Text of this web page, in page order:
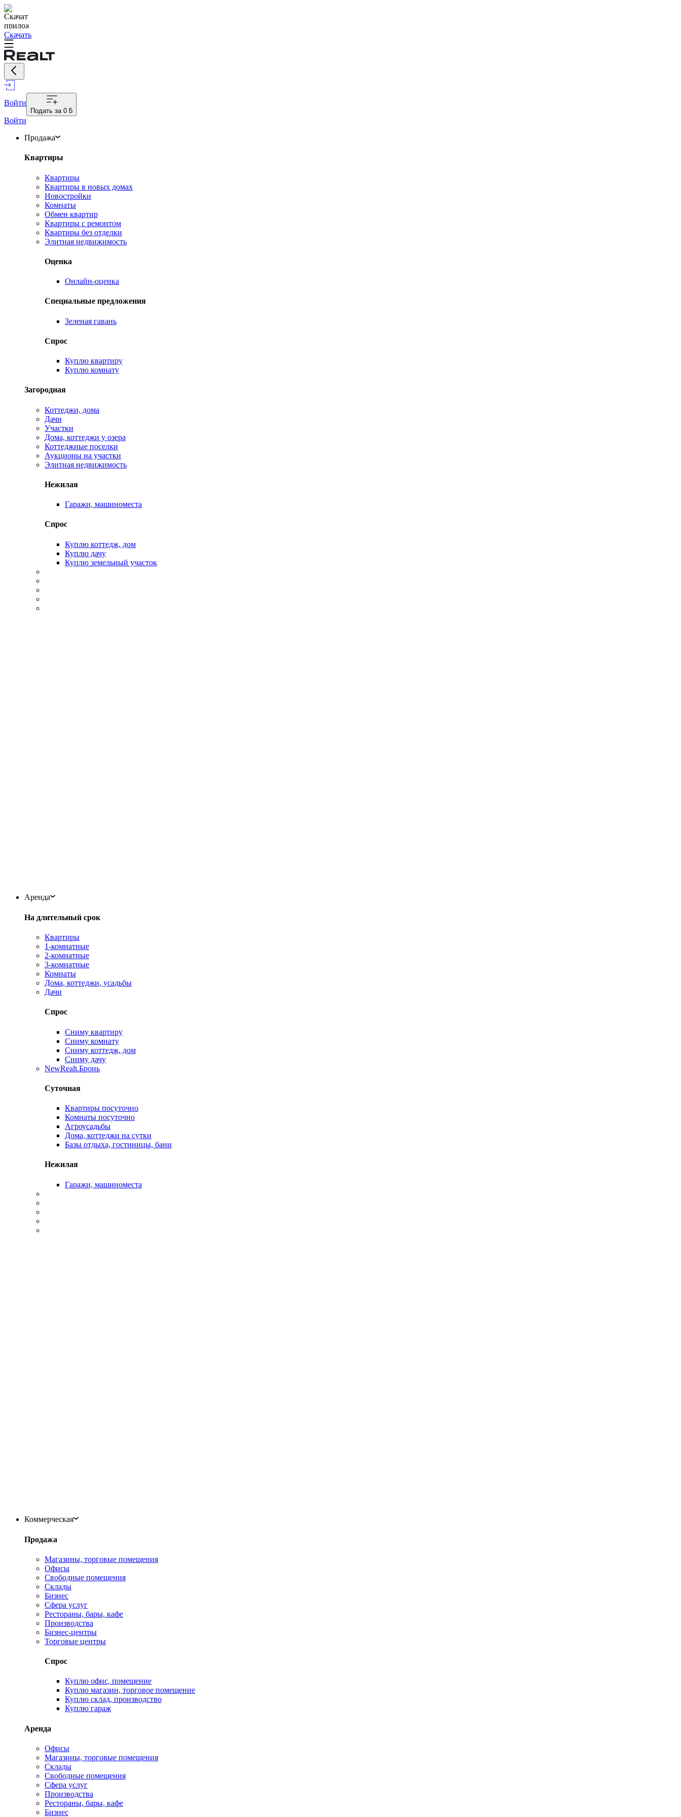
Скачать
Войти
Подать за 0 ƃ
Войти
Продажа
Квартиры
Квартиры
Квартиры в новых домах
Новостройки
Комнаты
Обмен квартир
Квартиры с ремонтом
Квартиры без отделки
Элитная недвижимость
Оценка
Онлайн-оценка
Специальные предложения
Зеленая гавань
Спрос
Куплю квартиру
Куплю комнату
Загородная
Коттеджи, дома
Дачи
Участки
Дома, коттеджи у озера
Коттеджные поселки
Аукционы на участки
Элитная недвижимость
Нежилая
Гаражи, машиноместа
Спрос
Куплю коттедж, дом
Куплю дачу
Куплю земельный участок
Аренда
На длительный срок
Квартиры
1-комнатные
2-комнатные
3-комнатные
Комнаты
Дома, коттеджи, усадьбы
Дачи
Спрос
Сниму квартиру
Сниму комнату
Сниму коттедж, дом
Сниму дачу
NewRealt.Бронь
Суточная
Квартиры посуточно
Комнаты посуточно
Агроусадьбы
Дома, коттеджи на сутки
Базы отдыха, гостиницы, бани
Нежилая
Гаражи, машиноместа
Коммерческая
Продажа
Магазины, торговые помещения
Офисы
Свободные помещения
Склады
Бизнес
Сфера услуг
Рестораны, бары, кафе
Производства
Бизнес-центры
Торговые центры
Спрос
Куплю офис, помещение
Куплю магазин, торговое помещение
Куплю склад, производство
Куплю гараж
Аренда
Офисы
Магазины, торговые помещения
Склады
Свободные помещения
Сфера услуг
Производства
Рестораны, бары, кафе
Бизнес